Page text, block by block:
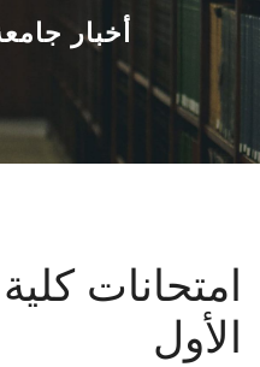
أخبار
امتحانات كلية
الأول